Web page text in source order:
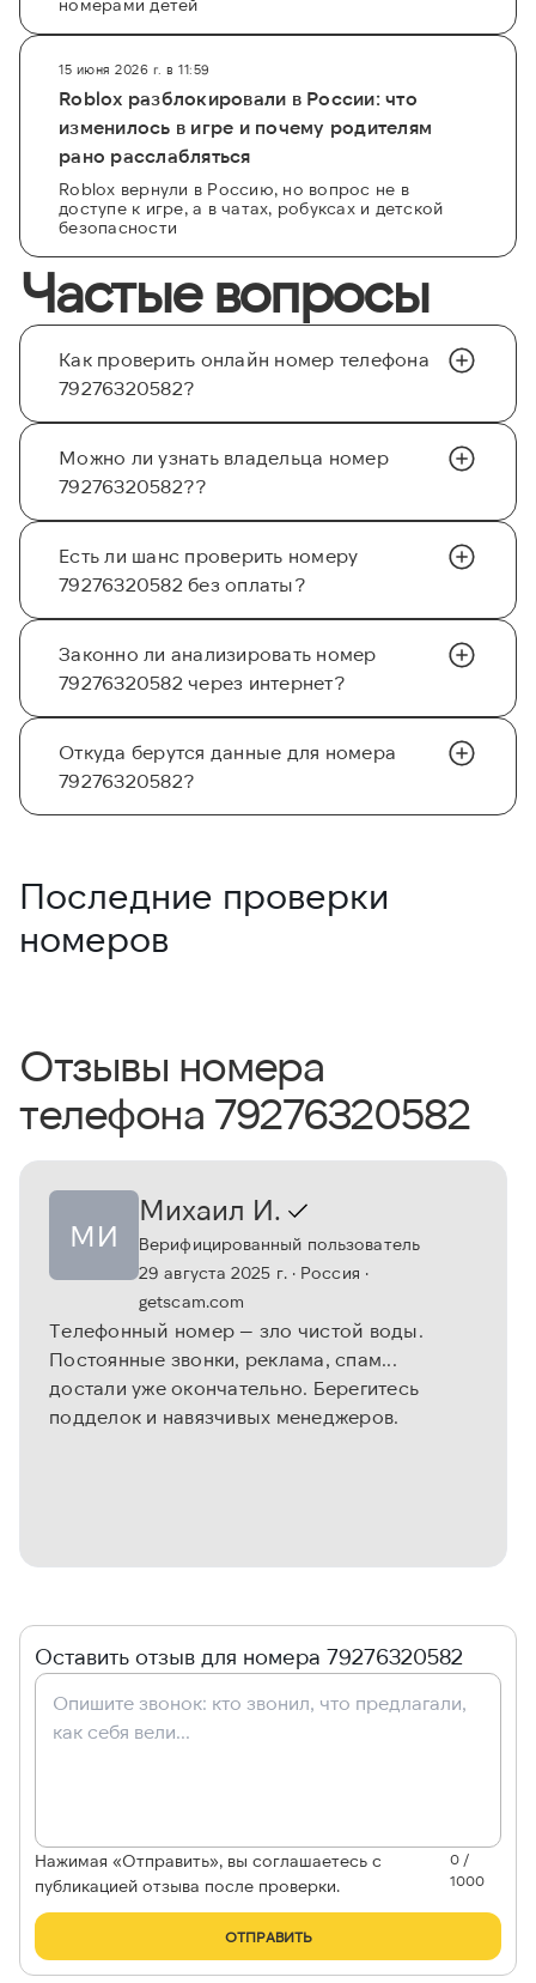
номерами детей
15 июня 2026 г. в 11:59
Roblox разблокировали в России: что
изменилось в игре и почему родителям
рано расслабляться
Roblox вернули в Россию, но вопрос не в
доступе к игре, а в чатах, робуксах и детской
безопасности
Частые вопросы
Как проверить онлайн номер телефона
79276320582?
Можно ли узнать владельца номер
79276320582??
Есть ли шанс проверить номеру
79276320582 без оплаты?
Законно ли анализировать номер
79276320582 через интернет?
Откуда берутся данные для номера
79276320582?
Последние проверки
номеров
Отзывы номера
телефона 79276320582
МИ
Михаил И.
Верифицированный пользователь
29 августа 2025 г.· Россия ·
getscam.com
Телефонный номер — зло чистой воды.
Постоянные звонки, реклама, спам...
достали уже окончательно. Берегитесь
подделок и навязчивых менеджеров.
Оставить отзыв для номера 79276320582
Нажимая «Отправить», вы соглашаетесь с
публикацией отзыва после проверки.
0 /
1000
ОТПРАВИТЬ